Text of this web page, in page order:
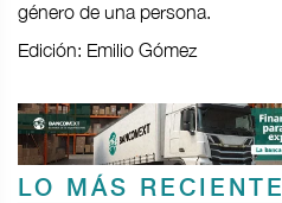
género de una persona.
Edición: Emilio Gómez
LO MÁS RECIENTE